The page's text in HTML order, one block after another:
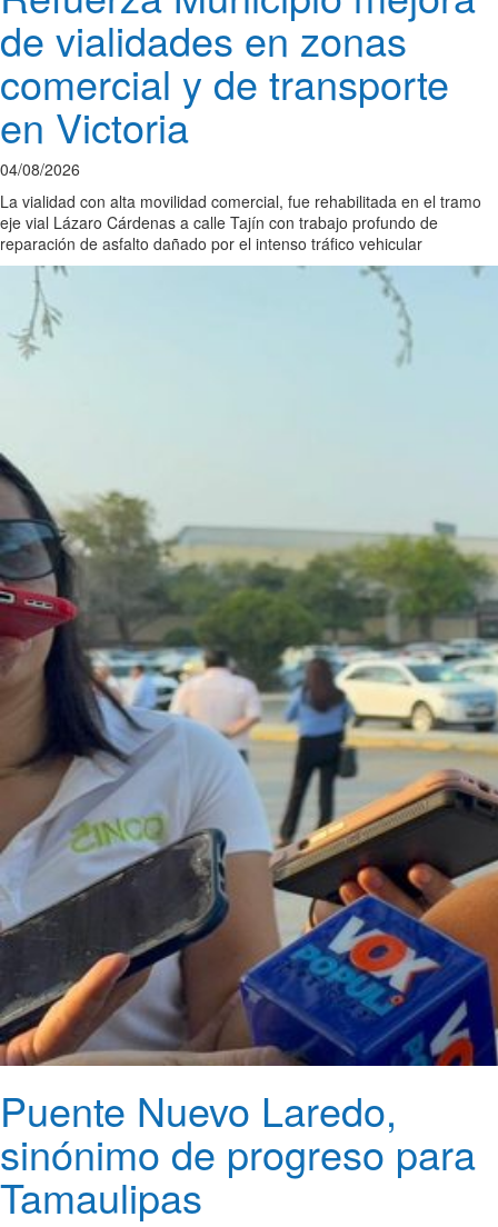
de vialidades en zonas
comercial y de transporte
en Victoria
04/08/2026
La vialidad con alta movilidad comercial, fue rehabilitada en el tramo
eje vial Lázaro Cárdenas a calle Tajín con trabajo profundo de
reparación de asfalto dañado por el intenso tráfico vehicular
Puente Nuevo Laredo,
sinónimo de progreso para
Tamaulipas